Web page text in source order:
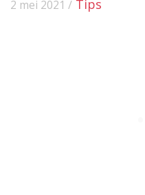
2 mei 2021 / Tips